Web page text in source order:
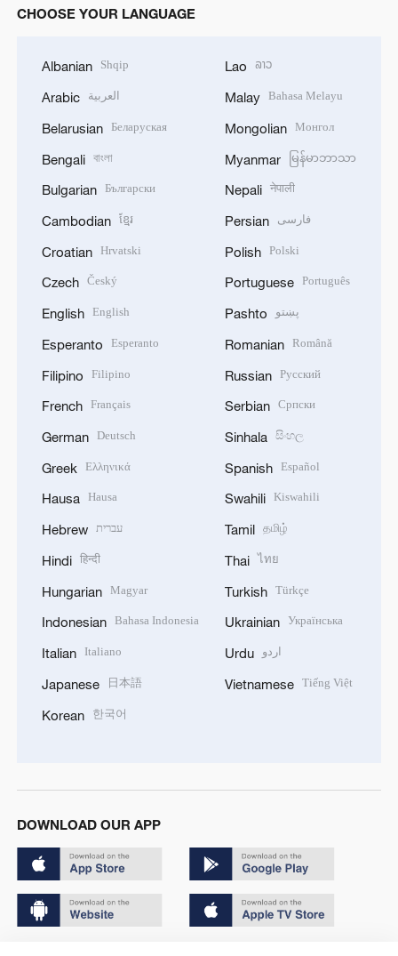
CHOOSE YOUR LANGUAGE
Albanian Shqip
Arabic العربية
Belarusian Беларуская
Bengali বাংলা
Bulgarian Български
Cambodian ខ្មែរ
Croatian Hrvatski
Czech Český
English English
Esperanto Esperanto
Filipino Filipino
French Français
German Deutsch
Greek Ελληνικά
Hausa Hausa
Hebrew עברית
Hindi हिन्दी
Hungarian Magyar
Indonesian Bahasa Indonesia
Italian Italiano
Japanese 日本語
Korean 한국어
Lao ລາວ
Malay Bahasa Melayu
Mongolian Монгол
Myanmar မြန်မာဘာသာ
Nepali नेपाली
Persian فارسی
Polish Polski
Portuguese Português
Pashto پښتو
Romanian Română
Russian Русский
Serbian Српски
Sinhala සිංහල
Spanish Español
Swahili Kiswahili
Tamil தமிழ்
Thai ไทย
Turkish Türkçe
Ukrainian Українська
Urdu اردو
Vietnamese Tiếng Việt
DOWNLOAD OUR APP